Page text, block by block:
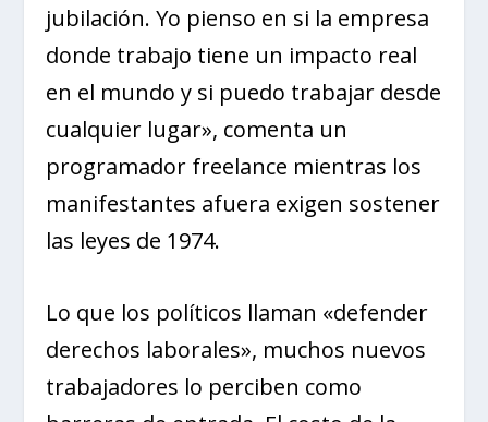
jubilación. Yo pienso en si la empresa
donde trabajo tiene un impacto real
en el mundo y si puedo trabajar desde
cualquier lugar», comenta un
programador freelance mientras los
manifestantes afuera exigen sostener
las leyes de 1974.
Lo que los políticos llaman «defender
derechos laborales», muchos nuevos
trabajadores lo perciben como